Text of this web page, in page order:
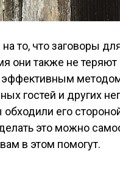
то, что заговоры
они также не
гостей и других
его
это можно
в этом помогут.